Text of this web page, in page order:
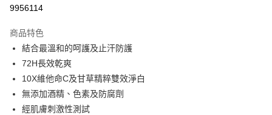
街口支付
悠遊付
Google Pay
AFTEE先享後付
9956114
商品特色
結合最溫和的呵護及止汗防護
72H長效乾爽
10X維他命C及甘草精粹雙效淨白
無添加酒精、色素及防腐劑
經肌膚刺激性測試